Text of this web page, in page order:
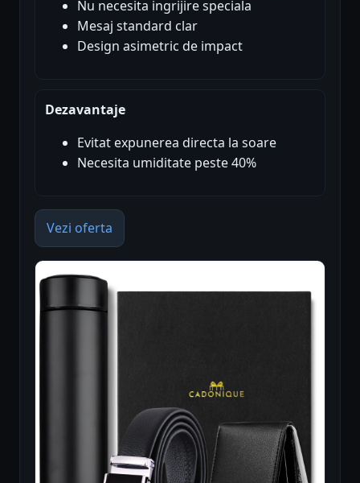
Nu necesita ingrijire speciala
Mesaj standard clar
Design asimetric de impact
Dezavantaje
Evitat expunerea directa la soare
Necesita umiditate peste 40%
Vezi oferta